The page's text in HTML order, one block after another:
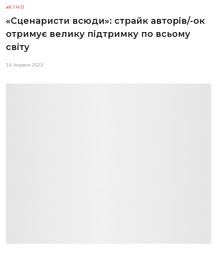
КІНО
«Сценаристи всюди»: страйк авторів/-ок
отримує велику підтримку по всьому
світу
14 Червня 2023